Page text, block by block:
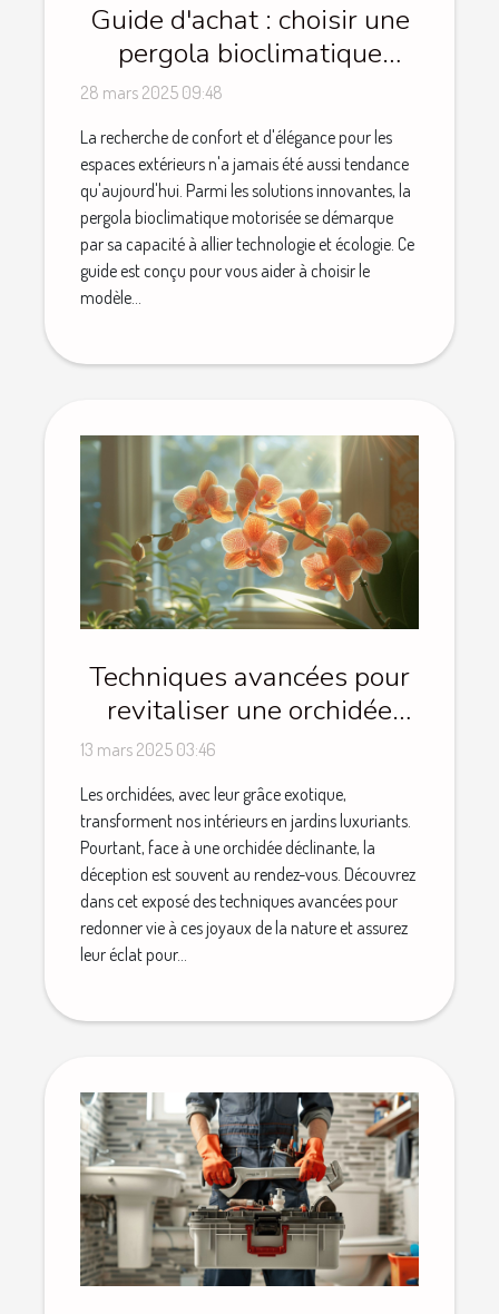
Guide d'achat : choisir une
pergola bioclimatique
motorisée et ses avantages
28 mars 2025 09:48
La recherche de confort et d'élégance pour les
espaces extérieurs n'a jamais été aussi tendance
qu'aujourd'hui. Parmi les solutions innovantes, la
pergola bioclimatique motorisée se démarque
par sa capacité à allier technologie et écologie. Ce
guide est conçu pour vous aider à choisir le
modèle...
Techniques avancées pour
revitaliser une orchidée
déclinante
13 mars 2025 03:46
Les orchidées, avec leur grâce exotique,
transforment nos intérieurs en jardins luxuriants.
Pourtant, face à une orchidée déclinante, la
déception est souvent au rendez-vous. Découvrez
dans cet exposé des techniques avancées pour
redonner vie à ces joyaux de la nature et assurez
leur éclat pour...